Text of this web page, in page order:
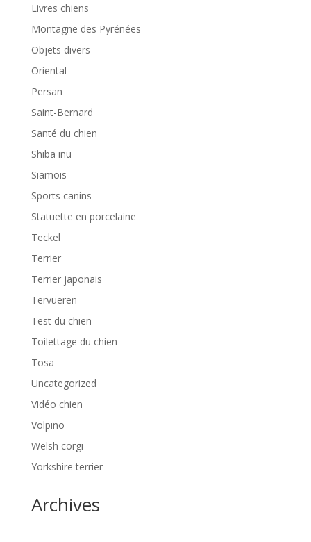
Livres chiens
Montagne des Pyrénées
Objets divers
Oriental
Persan
Saint-Bernard
Santé du chien
Shiba inu
Siamois
Sports canins
Statuette en porcelaine
Teckel
Terrier
Terrier japonais
Tervueren
Test du chien
Toilettage du chien
Tosa
Uncategorized
Vidéo chien
Volpino
Welsh corgi
Yorkshire terrier
Archives